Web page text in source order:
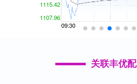
关联丰优配